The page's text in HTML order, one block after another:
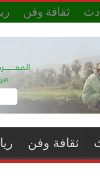
ثقافة وفن
ثقافة وفن